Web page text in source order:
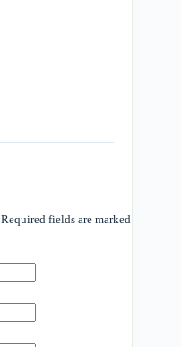
Required fields are marked